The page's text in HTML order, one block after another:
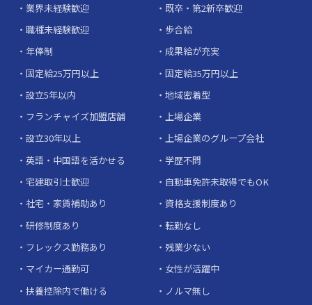
業界未経験歓迎
既卒・第2新卒歓迎
職種未経験歓迎
歩合給
年俸制
成果給が充実
固定給25万円以上
固定給35万円以上
設立5年以内
地域密着型
フランチャイズ加盟店舗
上場企業
設立30年以上
上場企業のグループ会社
英語・中国語を活かせる
学歴不問
宅建取引士歓迎
自動車免許未取得でもOK
社宅・家賃補助あり
資格支援制度あり
研修制度あり
転勤なし
フレックス勤務あり
残業少ない
マイカー通勤可
女性が活躍中
扶養控除内で働ける
ノルマ無し